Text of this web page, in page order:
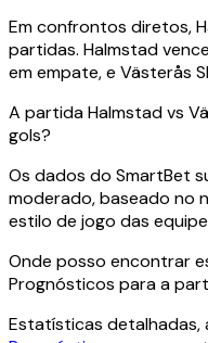
Em confrontos diretos,
partidas. Halmstad
em empate, e Västerås
A partida Halmstad vs
gols?
Os dados do SmartBet
moderado, baseado no
estilo de jogo das
Onde posso encontrar
Prognósticos para a
Estatísticas detalhadas,